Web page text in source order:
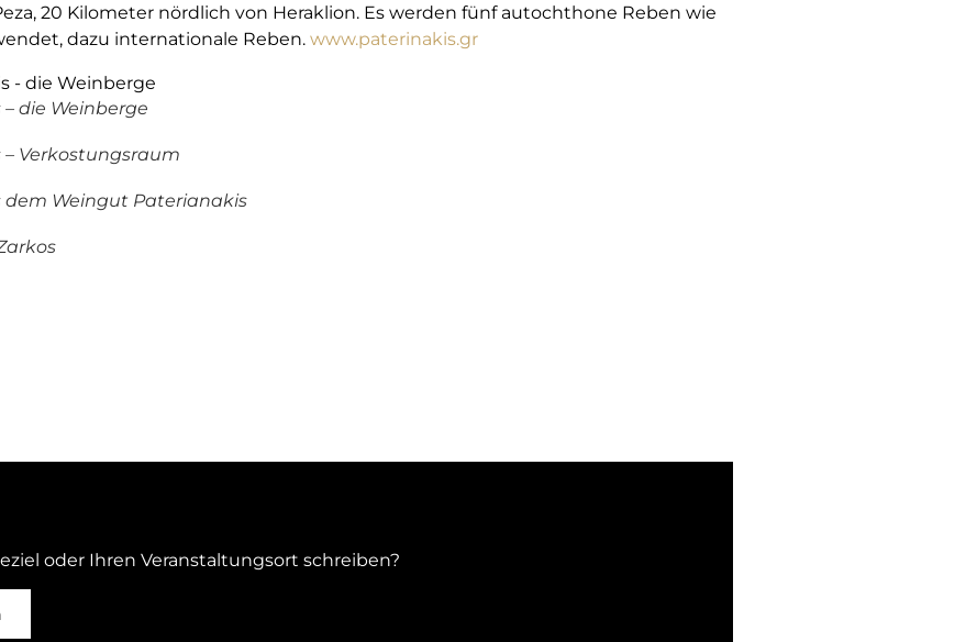
20 Kilometer nördlich von Heraklion. Es werden fünf autochthone Reben wie
dazu internationale Reben. www.paterinakis.gr
die Weinberge
Verkostungsraum
dem Weingut Paterianakis
oder Ihren Veranstaltungsort schreiben?